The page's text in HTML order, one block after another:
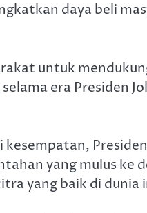
daya beli
untuk
era Presiden
kesempatan,
yang mulus ke
yang baik di dunia